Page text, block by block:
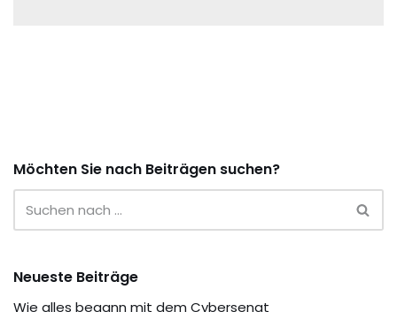
Möchten Sie nach Beiträgen suchen?
Neueste Beiträge
Wie alles begann mit dem Cybersenat